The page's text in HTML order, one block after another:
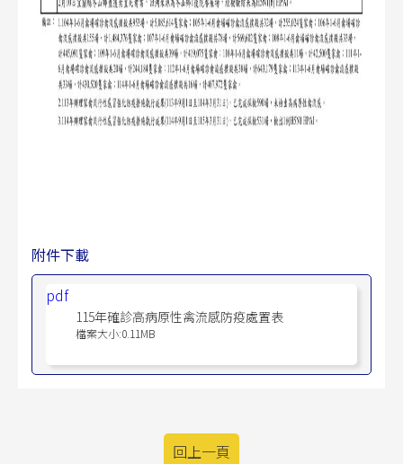
附件下載
pdf
115年確診高病原性禽流感防疫處置表
檔案大小:0.11MB
回上一頁